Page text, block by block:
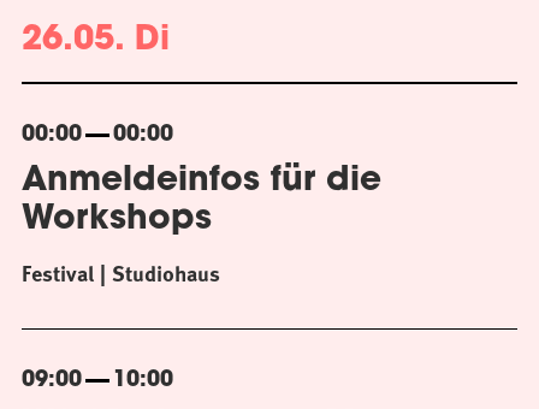
26.05. Di
00:00 00:00
Anmeldeinfos für die
Workshops
Festival Studiohaus
09:00 10:00